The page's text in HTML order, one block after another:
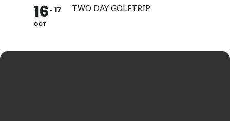
16
OCT
17 TWO DAY GOLFTRIP